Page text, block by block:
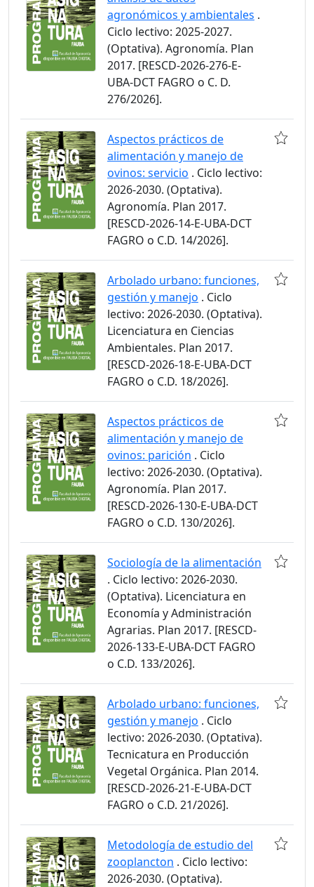
agronómicos y ambientales .
Ciclo lectivo: 2025-2027.
(Optativa). Agronomía. Plan
2017. [RESCD-2026-276-E-
UBA-DCT FAGRO o C. D.
276/2026].
Aspectos prácticos de
alimentación y manejo de
ovinos: servicio . Ciclo lectivo:
2026-2030. (Optativa).
Agronomía. Plan 2017.
[RESCD-2026-14-E-UBA-DCT
FAGRO o C.D. 14/2026].
Arbolado urbano: funciones,
gestión y manejo . Ciclo
lectivo: 2026-2030. (Optativa).
Licenciatura en Ciencias
Ambientales. Plan 2017.
[RESCD-2026-18-E-UBA-DCT
FAGRO o C.D. 18/2026].
Aspectos prácticos de
alimentación y manejo de
ovinos: parición . Ciclo
lectivo: 2026-2030. (Optativa).
Agronomía. Plan 2017.
[RESCD-2026-130-E-UBA-DCT
FAGRO o C.D. 130/2026].
Sociología de la alimentación
. Ciclo lectivo: 2026-2030.
(Optativa). Licenciatura en
Economía y Administración
Agrarias. Plan 2017. [RESCD-
2026-133-E-UBA-DCT FAGRO
o C.D. 133/2026].
Arbolado urbano: funciones,
gestión y manejo . Ciclo
lectivo: 2026-2030. (Optativa).
Tecnicatura en Producción
Vegetal Orgánica. Plan 2014.
[RESCD-2026-21-E-UBA-DCT
FAGRO o C.D. 21/2026].
Metodología de estudio del
zooplancton . Ciclo lectivo:
2026-2030. (Optativa).